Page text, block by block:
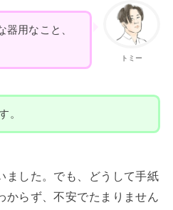
トミー
器用なこと、
。
ました。でも、どうして手紙
からず、不安でたまりません